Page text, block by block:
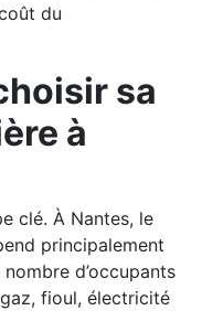
du
sa
à
clé. À Nantes, le
principalement
d’occupants
fioul, électricité